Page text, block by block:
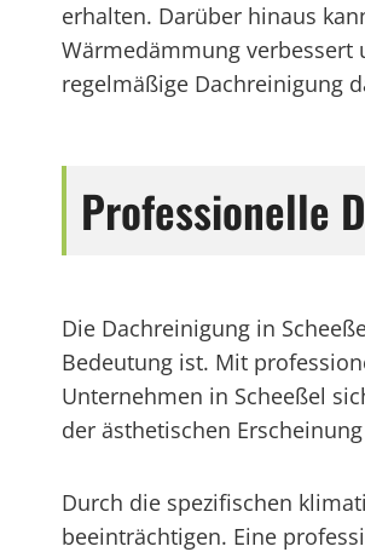
erhalten. Darüber hinaus
Wärmedämmung verbessert
regelmäßige Dachreinigung
Professionelle
Die Dachreinigung in
Bedeutung ist. Mit
Unternehmen in Scheeßel
der ästhetischen
Durch die spezifischen
beeinträchtigen. Eine